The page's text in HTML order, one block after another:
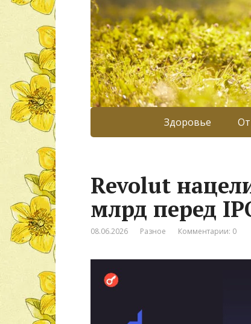
Здоровье
Revolut
млрд перед
08.06.2026 Разное Комментарии: 0